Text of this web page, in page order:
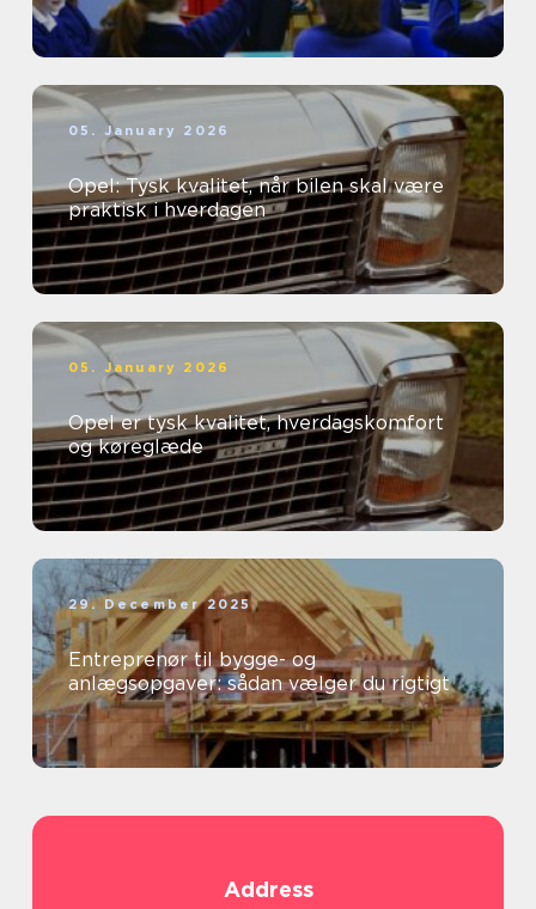
05. January 2026
Opel: Tysk kvalitet, når bilen skal være
praktisk i hverdagen
05. January 2026
Opel er tysk kvalitet, hverdagskomfort
og køreglæde
29. December 2025
Entreprenør til bygge- og
anlægsopgaver: sådan vælger du rigtigt
Address